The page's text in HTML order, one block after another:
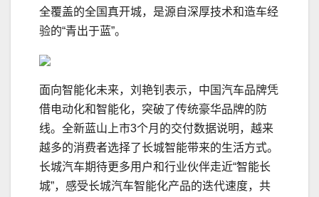
全覆盖的全国真开城，是源自深厚技术和造车经
验的“青出于蓝”。
面向智能化未来，刘艳钊表示，中国汽车品牌凭
借电动化和智能化，突破了传统豪华品牌的防
线。全新蓝山上市3个月的交付数据说明，越来
越多的消费者选择了长城智能带来的生活方式。
长城汽车期待更多用户和行业伙伴走近“智能长
城”，感受长城汽车智能化产品的迭代速度，共